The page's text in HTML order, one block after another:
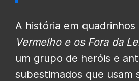
A história em quadrinhos
Vermelho e os Fora da
um grupo de heróis e
subestimados que usam